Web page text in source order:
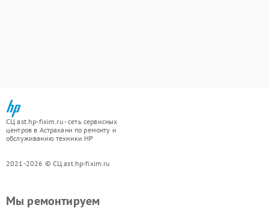
СЦ ast.hp-fixim.ru - сеть сервисных
центров в Астрахани по ремонту и
обслуживанию техники HP
2021-2026 © СЦ ast.hp-fixim.ru
Мы ремонтируем